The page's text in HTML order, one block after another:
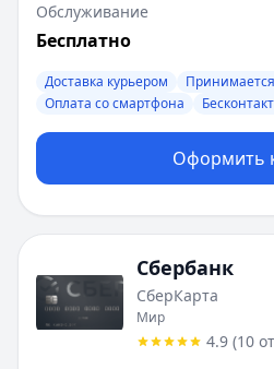
Обслуживание
Бесплатно
Доставка курьером
Оплата со смартфона
Оформить
Сбербанк
СберКарта
Мир
4.9 (10